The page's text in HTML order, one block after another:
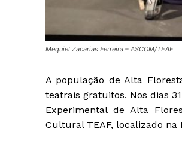
Mequiel Zacarias Ferreira – ASCOM/TEAF
A população de Alta
teatrais gratuitos. Nos dias
Experimental de Alta
Cultural TEAF, localizado na